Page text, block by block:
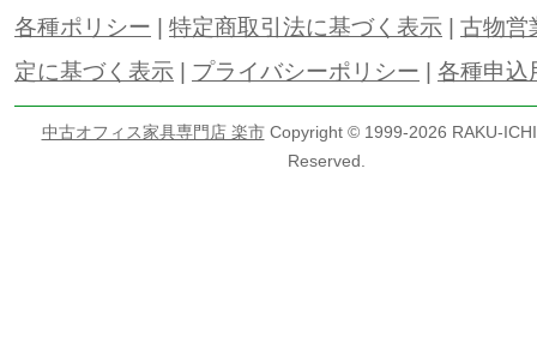
各種ポリシー
特定商取引法に基づく表示
古物営
定に基づく表示
プライバシーポリシー 各種申込
中古オフィス家具専門店 楽市Copyright © 1999-2026 RAKU-
Reserved.